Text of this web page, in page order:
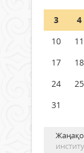
04
3
4
10
11
17
18
24
25
31